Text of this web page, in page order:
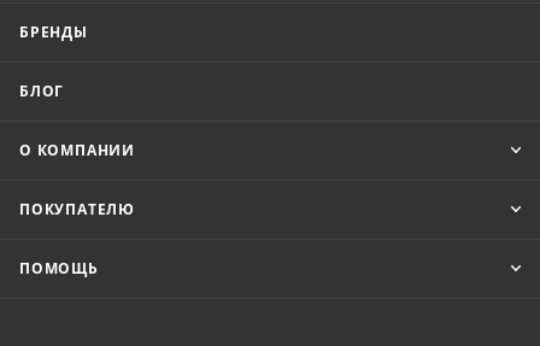
БРЕНДЫ
БЛОГ
О КОМПАНИИ
ПОКУПАТЕЛЮ
ПОМОЩЬ